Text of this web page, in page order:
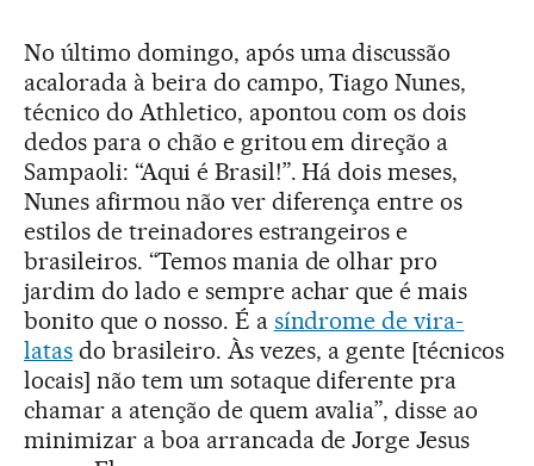
No último domingo, após uma discussão
acalorada à beira do campo, Tiago Nunes,
técnico do Athletico, apontou com os dois
dedos para o chão e gritou em direção a
Sampaoli: “Aqui é Brasil!”. Há dois meses,
Nunes afirmou não ver diferença entre os
estilos de treinadores estrangeiros e
brasileiros. “Temos mania de olhar pro
jardim do lado e sempre achar que é mais
bonito que o nosso. É a síndrome de vira-
latasdo brasileiro. Às vezes, a gente [técnicos
locais] não tem um sotaque diferente pra
chamar a atenção de quem avalia”, disse ao
minimizar a boa arrancada de Jorge Jesus